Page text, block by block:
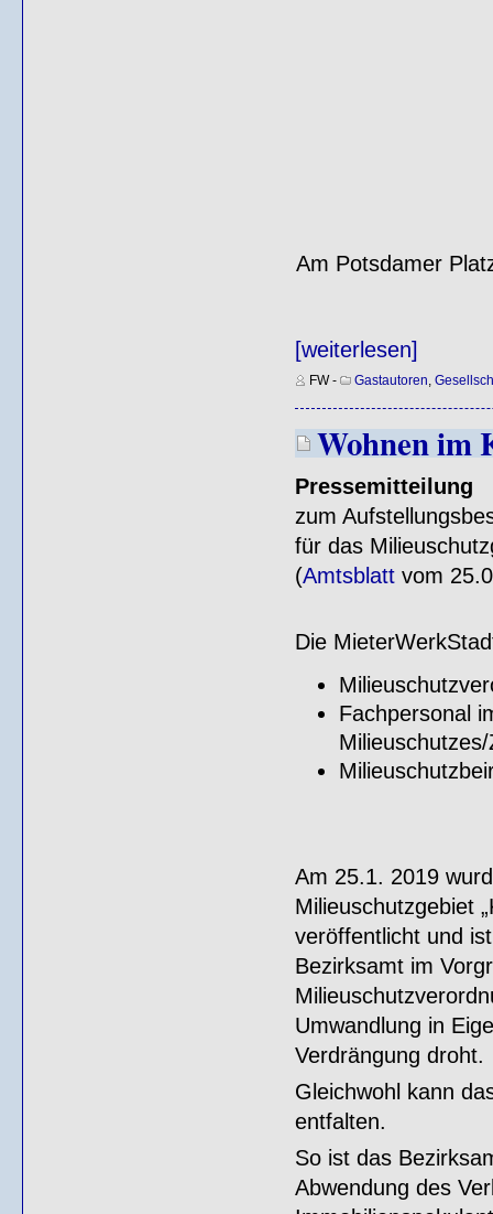
Am Potsdamer
[weiterlesen]
FW- Gastautoren
Wohnen im
Pressemitteilung
zum
für das
(Amtsblattvom
Die
Fachpersonal
Am 25.1. 2019
Milieuschutzgebiet
veröffentlicht und
Bezirksamt im
Umwandlung in
Verdrängung droht.
Gleichwohl kann
entfalten.
So ist das
Abwendung des